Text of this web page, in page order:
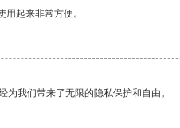
起来非常方便。
为我们带来了无限的隐私保护和自由。